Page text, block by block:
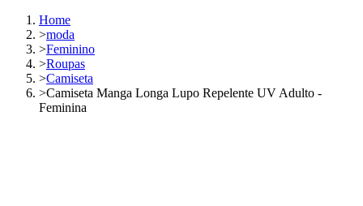
Home
>moda
>Feminino
>Roupas
>Camiseta
>Camiseta Manga Longa Lupo Repelente UV Adulto -
Feminina